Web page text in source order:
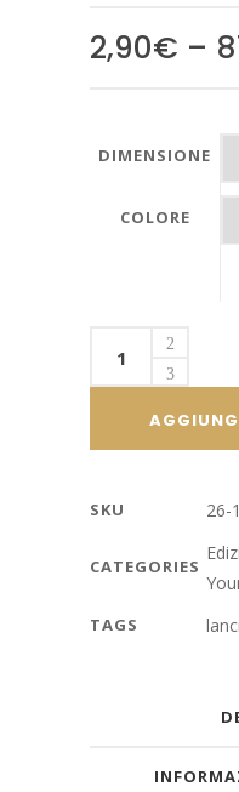
ratings
2,90€ –
DIMENSIONE
COLORE
Delta:
SKU 26-
CATEGORIES
TAGS